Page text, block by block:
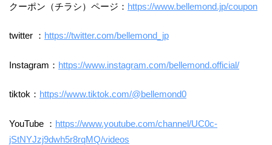
クーポン（チラシ）ページ： https://www.bellemond.jp/coupon
twitter ： https://twitter.com/bellemond_jp
Instagram： https://www.instagram.com/bellemond.official/
tiktok： https://www.tiktok.com/@bellemond0
YouTube ： https://www.youtube.com/channel/UC0c-
jStNYJzj9dwh5r8rqMQ/videos